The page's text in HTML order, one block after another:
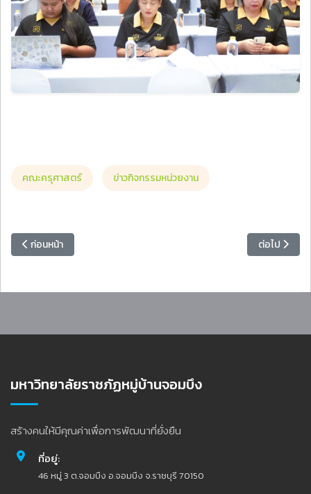
คณะครุศาสตร์ ข่าวกิจกรรมหน่วยงาน
เนื้อหาก่อนหน้า: มหาวิทยาลัยราชภัฏหมู่บ้านจอมบึงจัดอบรมโครงการอบ
ก่อนหน้า เนื้อหาถัดไป
ต่อไป
มหาวิทยาลัยราชภัฏหมู่บ้านจอมบึง
สร้างคนให้มีคุณค่าเพื่อการพัฒนาที่ยั่งยืน
ที่อยู่:
46 หมู่ 3 ต.จอมบึง อ.จอมบึง จ.ราชบุรี 70150